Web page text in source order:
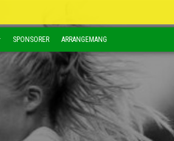
SPONSORER ARRANGEMANG